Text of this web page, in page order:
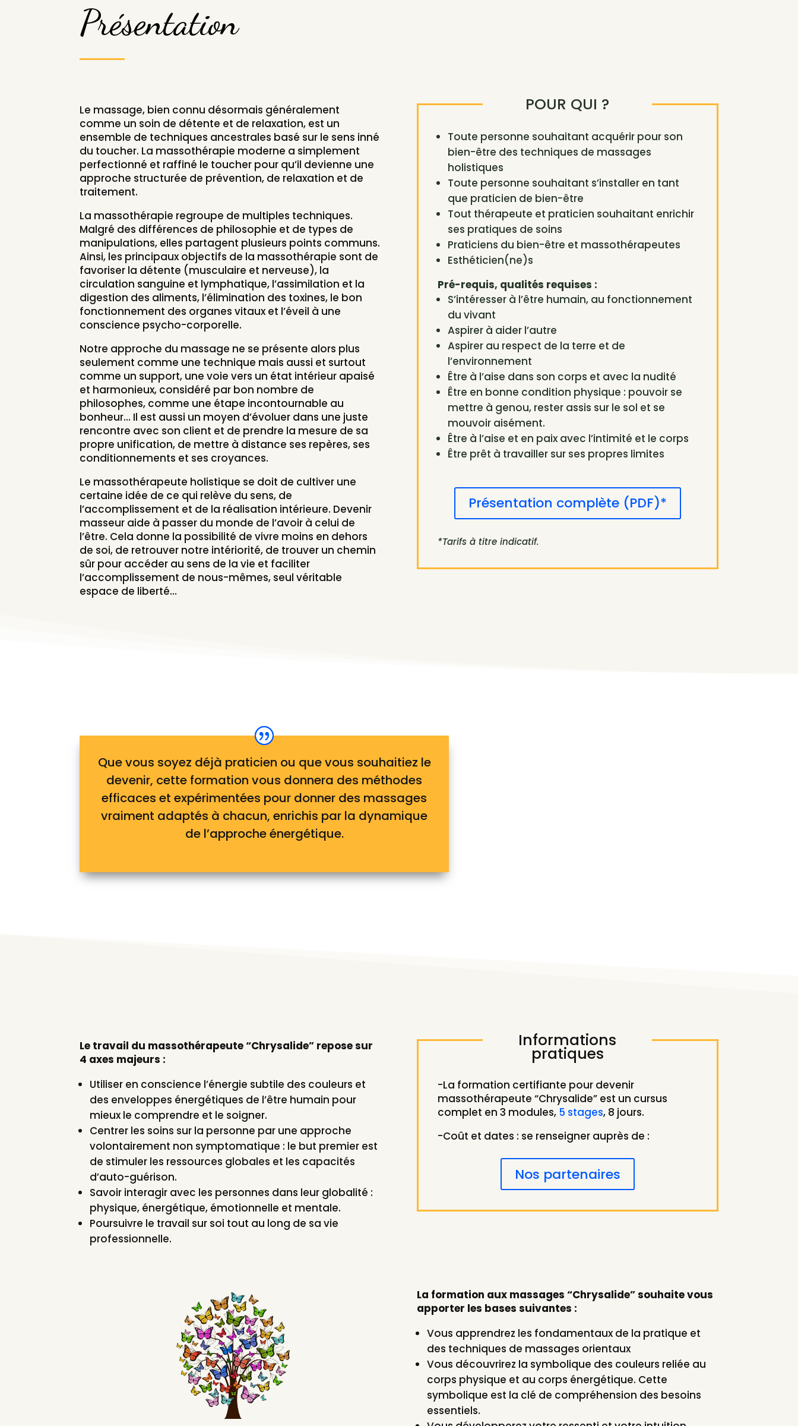
Présentation
Le massage, bien connu désormais généralement
comme un soin de détente et de relaxation, est un
ensemble de techniques ancestrales basé sur le sens inné
du toucher. La massothérapie moderne a simplement
perfectionné et raffiné le toucher pour qu’il devienne une
approche structurée de prévention, de relaxation et de
traitement.
La massothérapie regroupe de multiples techniques.
Malgré des différences de philosophie et de types de
manipulations, elles partagent plusieurs points communs.
Ainsi, les principaux objectifs de la massothérapie sont de
favoriser la détente (musculaire et nerveuse), la
circulation sanguine et lymphatique, l’assimilation et la
digestion des aliments, l’élimination des toxines, le bon
fonctionnement des organes vitaux et l’éveil à une
conscience psycho-corporelle.
Notre approche du massage ne se présente alors plus
seulement comme une technique mais aussi et surtout
comme un support, une voie vers un état intérieur apaisé
et harmonieux, considéré par bon nombre de
philosophes, comme une étape incontournable au
bonheur… Il est aussi un moyen d’évoluer dans une juste
rencontre avec son client et de prendre la mesure de sa
propre unification, de mettre à distance ses repères, ses
conditionnements et ses croyances.
Le massothérapeute holistique se doit de cultiver une
certaine idée de ce qui relève du sens, de
l’accomplissement et de la réalisation intérieure. Devenir
masseur aide à passer du monde de l’avoir à celui de
l’être. Cela donne la possibilité de vivre moins en dehors
de soi, de retrouver notre intériorité, de trouver un chemin
sûr pour accéder au sens de la vie et faciliter
l’accomplissement de nous-mêmes, seul véritable
espace de liberté…
POUR QUI ?
Toute personne souhaitant acquérir pour son
bien-être des techniques de massages
holistiques
Toute personne souhaitant s’installer en tant
que praticien de bien-être
Tout thérapeute et praticien souhaitant enrichir
ses pratiques de soins
Praticiens du bien-être et massothérapeutes
Esthéticien(ne)s
Pré-requis, qualités requises :
S’intéresser à l’être humain, au fonctionnement
du vivant
Aspirer à aider l’autre
Aspirer au respect de la terre et de
l’environnement
Être à l’aise dans son corps et avec la nudité
Être en bonne condition physique : pouvoir se
mettre à genou, rester assis sur le sol et se
mouvoir aisément.
Être à l’aise et en paix avec l’intimité et le corps
Être prêt à travailler sur ses propres limites
Présentation complète (PDF)*
*Tarifs à titre indicatif.
Que vous soyez déjà praticien ou que vous souhaitiez le
devenir, cette formation vous donnera des méthodes
efficaces et expérimentées pour donner des massages
vraiment adaptés à chacun, enrichis par la dynamique
de l’approche énergétique.
Le travail du massothérapeute “Chrysalide” repose sur
4 axes majeurs :
Utiliser en conscience l’énergie subtile des couleurs et
des enveloppes énergétiques de l’être humain pour
mieux le comprendre et le soigner.
Centrer les soins sur la personne par une approche
volontairement non symptomatique : le but premier est
de stimuler les ressources globales et les capacités
d’auto-guérison.
Savoir interagir avec les personnes dans leur globalité :
physique, énergétique, émotionnelle et mentale.
Poursuivre le travail sur soi tout au long de sa vie
professionnelle.
Informations
pratiques
-La formation certifiante pour devenir
massothérapeute “Chrysalide” est un cursus
complet en 3 modules, 5 stages, 8 jours.
-Coût et dates : se renseigner auprès de :
Nos partenaires
La formation aux massages “Chrysalide” souhaite vous
apporter les bases suivantes :
Vous apprendrez les fondamentaux de la pratique et
des techniques de massages orientaux
Vous découvrirez la symbolique des couleurs reliée au
corps physique et au corps énergétique. Cette
symbolique est la clé de compréhension des besoins
essentiels.